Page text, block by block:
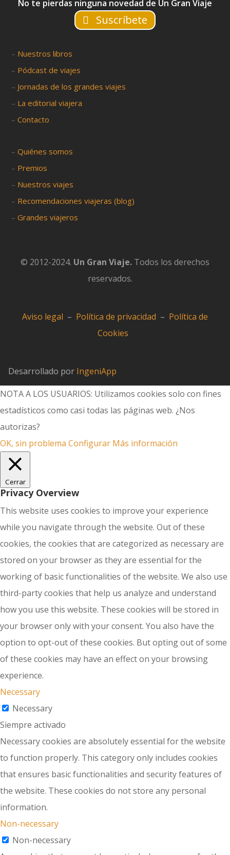
No te pierdas ninguna novedad de Un Gran Viaje
Suscríbete
– Nuestros libros
– Pódcast de viajes
– Jornadas de los grandes viajes
– La editorial viajera
–Contacto
–Quiénes somos
– Premios
– Nuestros viajes
– Recomendaciones viajeras (blog)
–Grandes viajeros
© 2012-2024. Un Gran Viaje. Todos los derechos
reservados.
Aviso legal – Política de privacidad – Política de
Cookies
Desarrollado por IngeniApp
NOTA A LOS USUARIOS: Utilizamos cookies solo con fines
estadísticos como casi todas las páginas web. ¿Nos
autorizas?
OK, sin problema Configurar Más información
Cerrar
Privacy Overview
This website uses cookies to improve your experience
while you navigate through the website. Out of these
cookies, the cookies that are categorized as necessary are
stored on your browser as they are essential for the
working of basic functionalities of the website. We also use
third-party cookies that help us analyze and understand
how you use this website. These cookies will be stored in
your browser only with your consent. You also have the
option to opt-out of these cookies. But opting out of some
of these cookies may have an effect on your browsing
experience.
Necessary
Necessary
Siempre activado
Necessary cookies are absolutely essential for the website
to function properly. This category only includes cookies
that ensures basic functionalities and security features of
the website. These cookies do not store any personal
information.
Non-necessary
Non-necessary